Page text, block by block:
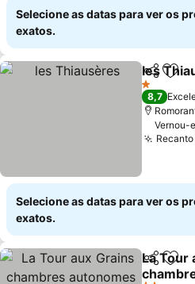
Selecione as datas para ver os
exatos.
Partilhar
les
1 Estrelas
8,7
Vernou-
Selecione as datas para ver os
exatos.
Partilhar
La Tour